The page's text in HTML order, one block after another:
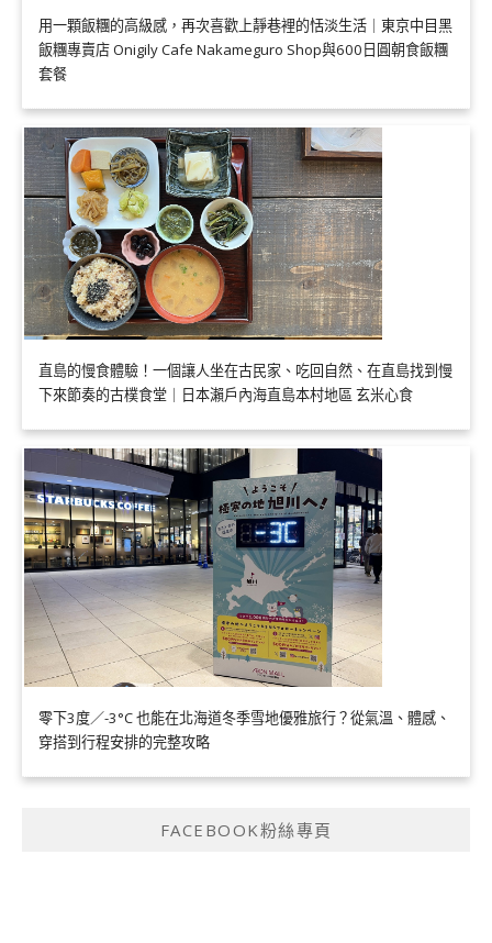
用一顆飯糰的高級感，再次喜歡上靜巷裡的恬淡生活｜東京中目黑
飯糰專賣店 Onigily Cafe Nakameguro Shop與600日圓朝食飯糰
套餐
直島的慢食體驗！一個讓人坐在古民家、吃回自然、在直島找到慢
下來節奏的古樸食堂｜日本瀨戶內海直島本村地區 玄米心食
零下3度／-3°C 也能在北海道冬季雪地優雅旅行？從氣溫、體感、
穿搭到行程安排的完整攻略
FACEBOOK粉絲專頁